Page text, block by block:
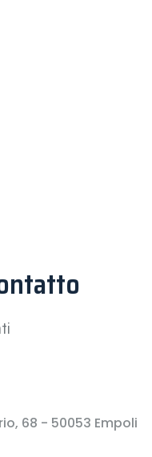
68 - 50053 Empoli